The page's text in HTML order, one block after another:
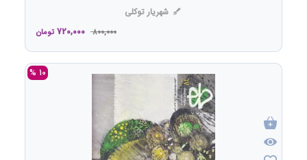
شهریار توکلی
800,000
720,000 تومان
10 %